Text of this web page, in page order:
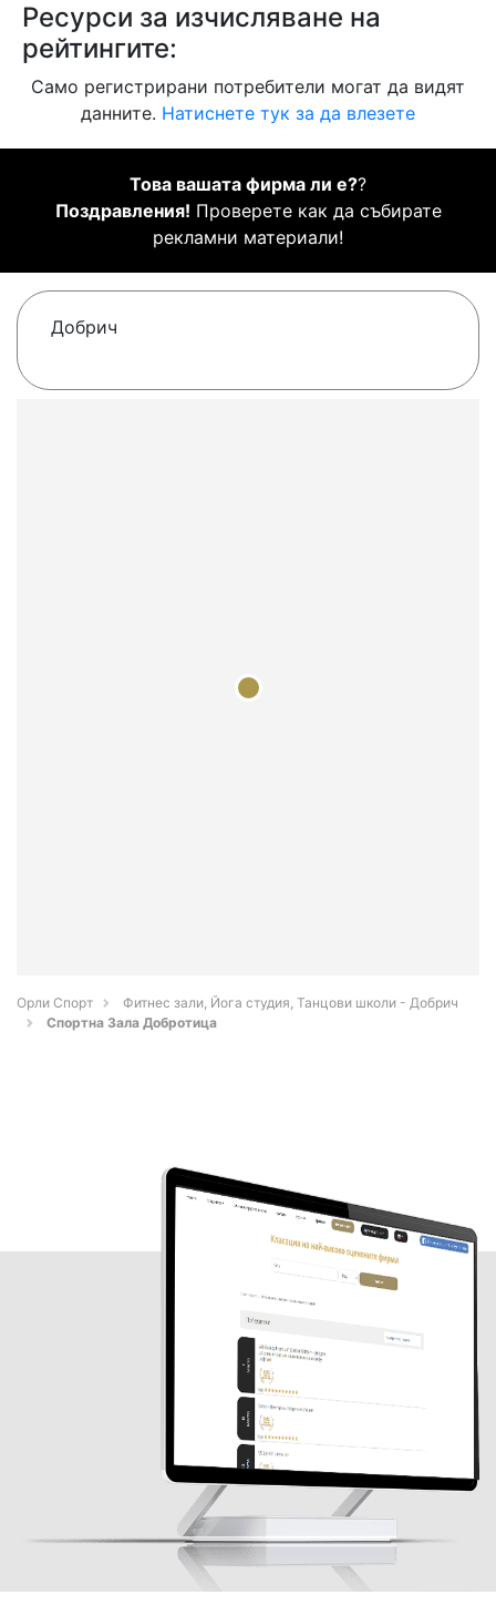
Ресурси за изчисляване на
рейтингите:
Само регистрирани потребители могат да видят
данните. Натиснете тук за да влезете
Това вашата фирма ли е??
Поздравления! Проверете как да събирате
рекламни материали!
Добрич
Орли Спорт
Фитнес зали, Йога студия, Танцови школи - Добрич
Спортна Зала Добротица